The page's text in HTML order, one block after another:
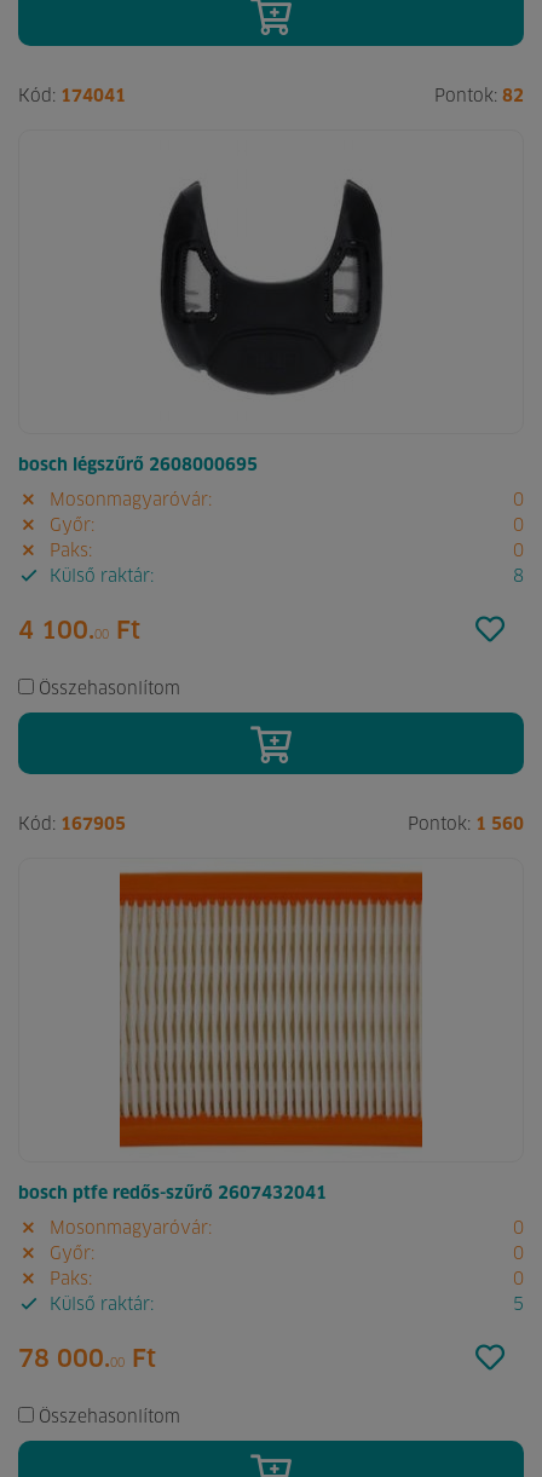
Kód: 174041 Pontok: 82
bosch légszűrő 2608000695
Mosonmagyaróvár:
0
Győr:
0
Paks:
0
Külső raktár:
8
4 100.00 Ft
Összehasonlítom
Kód: 167905 Pontok: 1 560
bosch ptfe redős-szűrő 2607432041
Mosonmagyaróvár:
0
Győr:
0
Paks:
0
Külső raktár:
5
78 000.00 Ft
Összehasonlítom